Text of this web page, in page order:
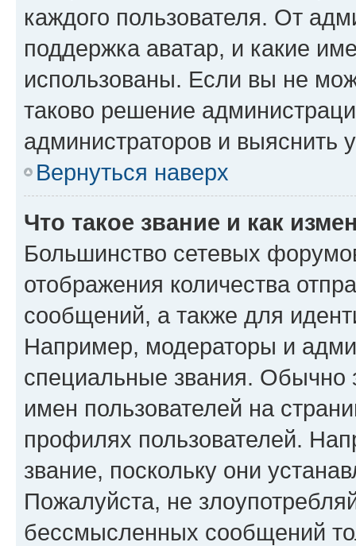
каждого пользователя. От
поддержка аватар, и какие
использованы. Если вы не
таково решение
администраторов и выяснить
Вернуться наверх
Что такое звание и как
Большинство сетевых
отображения количества
сообщений, а также для
Например, модераторы и
специальные звания. Обычно
имен пользователей на
профилях пользователей.
звание, поскольку они
Пожалуйста, не
бессмысленных сообщений